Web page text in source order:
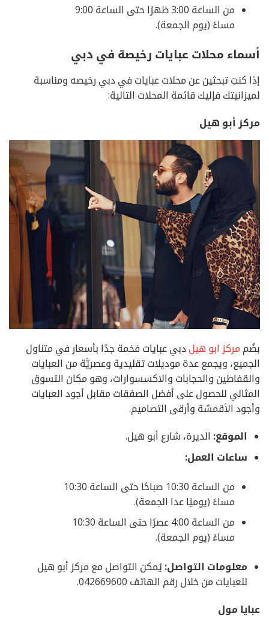
من الساعة 3:00 ظهرًا حتى الساعة 9:00
مساءً (يوم الجمعة).
أسماء محلات عبايات رخيصة في دبي
إذا كنتِ تبحثين عن محلات عبايات في دبي رخيصه ومناسبة
لميزانيتك فإليك قائمة المحلات التالية:
مركز أبو هيل
بضُممركز ابو هيل دبي عبايات فخمة جدًا بأسعار في متناول
الجميع، ويجمع عدة موديلات تقليدية وعصريَّة من العبايات
والقفاطين والحجابات والاكسسوارات، وهو مكان التسوق
المثالي للحصول على أفضل الصفقات مقابل أجود العبايات
وأجود الأقمشة وأرقى التصاميم.
الموقع:الديرة، شارع أبو هيل.
ساعات العمل:
من الساعة 10:30 صباحًا حتى الساعة 10:30
مساءً (يوميًا عدا الجمعة).
من الساعة 4:00 عصرًا حتى الساعة 10:30
مساءً (يوم الجمعة).
معلومات التواصل:يُمكن التواصل مع مركز أبو هيل
للعبايات من خلال رقم الهاتف 042669600.
عبايا مول